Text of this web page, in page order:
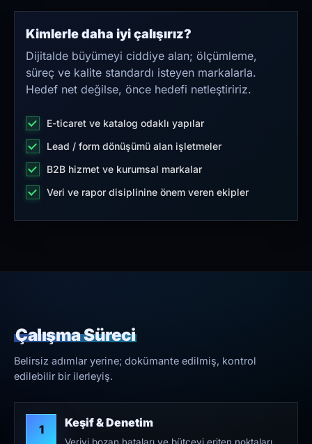
Kimlerle daha iyi çalışırız?
Dijitalde büyümeyi ciddiye alan; ölçümleme,
süreç ve kalite standardı isteyen markalarla.
Hedef net değilse, önce hedefi netleştiririz.
E-ticaret ve katalog odaklı yapılar
Lead / form dönüşümü alan işletmeler
B2B hizmet ve kurumsal markalar
Veri ve rapor disiplinine önem veren ekipler
Çalışma Süreci
Belirsiz adımlar yerine; dokümante edilmiş, kontrol
edilebilir bir ilerleyiş.
1 Keşif & Denetim